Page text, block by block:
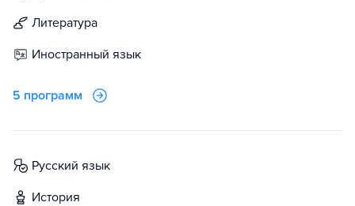
литература
иностранный язык
5 программ
русский язык
история